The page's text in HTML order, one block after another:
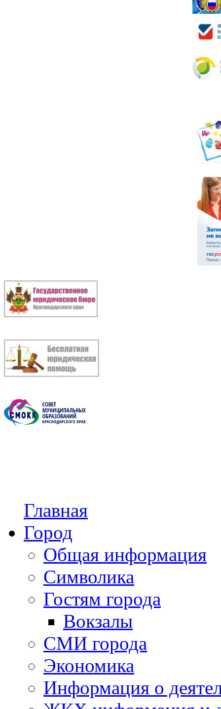
Главная
Город
Общая информация
Символика
Гостям города
Вокзалы
СМИ города
Экономика
Информация о